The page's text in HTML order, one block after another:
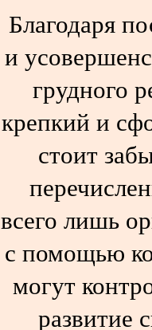
Благодаря
и
грудного
крепкий и
стоит
всего лишь
с помощью
могут
развитие